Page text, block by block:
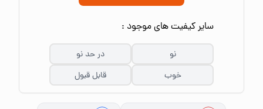
سایر کیفیت های موجود :
نو
در حد نو
خوب
قابل قبول